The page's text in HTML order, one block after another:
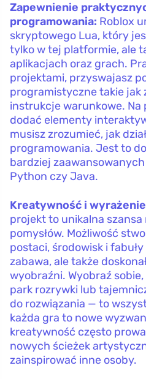
Zapewnienie
programowania: Roblox
skryptowego Lua, który
tylko w tej platformie, ale
aplikacjach oraz grach.
projektami, przyswajasz
programistyczne takie jak
instrukcje warunkowe. Na
dodać elementy
musisz zrozumieć, jak
programowania. Jest to
bardziej
Python czy Java.
Kreatywność i
projekt to unikalna
pomysłów. Możliwość
postaci, środowisk i
zabawa, ale także
wyobraźni. Wyobraź
park rozrywki lub
do rozwiązania — to
każda gra to nowe
kreatywność często
nowych ścieżek
zainspirować inne osoby.